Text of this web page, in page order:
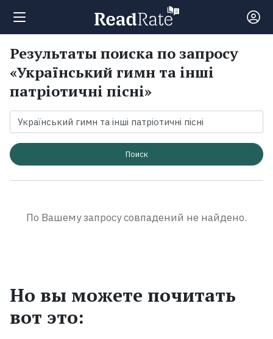
Поиск
Новости
Рейтинги
Экранизации
Результаты поиска по запросу
«Український гимн та інші
патріотичні пісні»
Поиск
По Вашему запросу совпадений не найдено.
Но вы можете почитать
вот это: